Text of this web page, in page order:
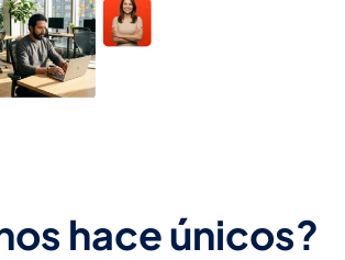
hace únicos?